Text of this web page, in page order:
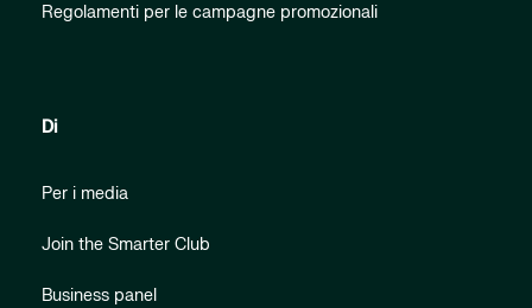
Regolamenti per le campagne promozionali
Di
Per i media
Join the Smarter Club
Business panel